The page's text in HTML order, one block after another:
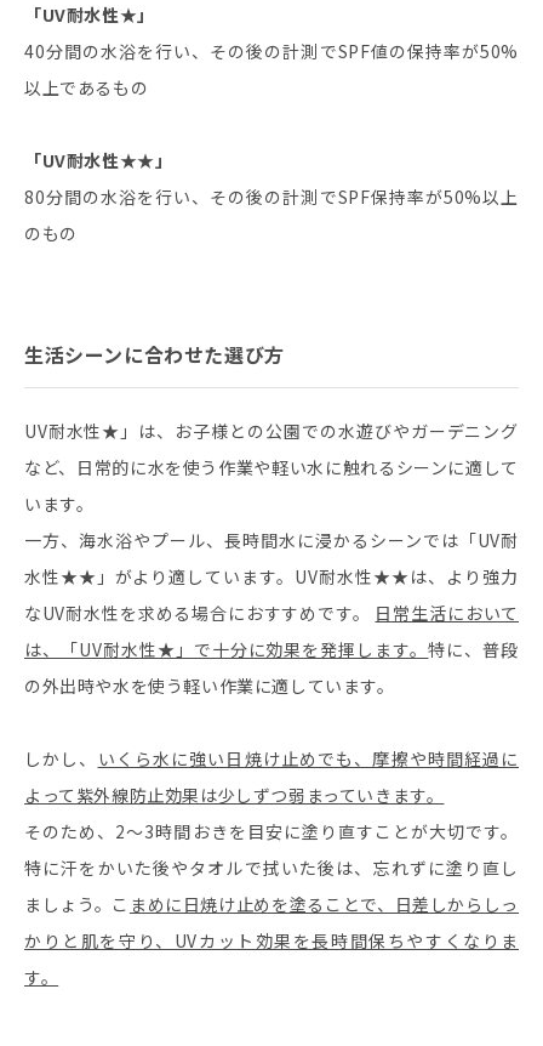
「UV耐水性★」
40分間の水浴を行い、その後の計測でSPF値の保持率が50%
以上であるもの
「UV耐水性★★」
80分間の水浴を行い、その後の計測でSPF保持率が50%以上
のもの
生活シーンに合わせた選び方
UV耐水性★」は、お子様との公園での水遊びやガーデニング
など、日常的に水を使う作業や軽い水に触れるシーンに適して
います。
一方、海水浴やプール、長時間水に浸かるシーンでは「UV耐
水性★★」がより適しています。UV耐水性★★は、より強力
なUV耐水性を求める場合におすすめです。 日常生活において
は、「UV耐水性★」で十分に効果を発揮します。特に、普段
の外出時や水を使う軽い作業に適しています。
しかし、 いくら水に強い日焼け止めでも、摩擦や時間経過に
よって紫外線防止効果は少しずつ弱まっていきます。
そのため、2〜3時間おきを目安に塗り直すことが大切です。
特に汗をかいた後やタオルで拭いた後は、忘れずに塗り直し
ましょう。こ まめに日焼け止めを塗ることで、日差しからしっ
かりと肌を守り、UVカット効果を長時間保ちやすくなりま
す。